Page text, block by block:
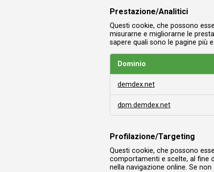
Prestazione/Analitici
Questi cookie, che possono
misurarne e migliorarne le
sapere quali sono le pagine più
Dominio
demdex.net
dpm.demdex.net
Profilazione/Targeting
Questi cookie, che possono
comportamenti e scelte, al fine
nella navigazione online. Se